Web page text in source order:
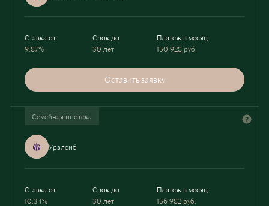
Ставка от
9.87%
Срок до
30 лет
Платеж в месяц
150 928 руб.
Оставить заявку
Семейная ипотека
Уралсиб
Ставка от
10.34%
Срок до
30 лет
Платеж в месяц
156 982 руб.